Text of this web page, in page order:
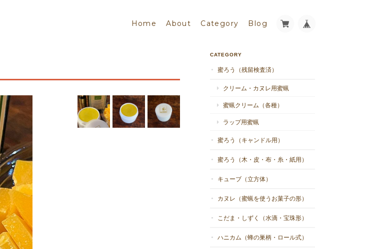
Home About Category Blog
CATEGORY
蜜ろう（残留検査済）
クリーム・カヌレ用蜜蝋
蜜蝋クリーム（各種）
ラップ用蜜蝋
蜜ろう（キャンドル用）
蜜ろう（木・皮・布・糸・紙用）
キューブ（立方体）
カヌレ（蜜蝋を使うお菓子の形）
こだま・しずく（水滴・宝珠形）
ハニカム（蜂の巣柄・ロール式）